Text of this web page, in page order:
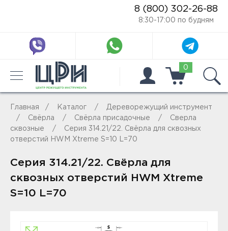
8 (800) 302-26-88
8:30-17:00 по будням
0
Главная Каталог
Дереворежущий инструмент
Свёрла
Свёрла присадочные
Сверла
сквозные
Серия 314.21/22. Свёрла для сквозных
отверстий HWM Xtreme S=10 L=70
Серия 314.21/22. Свёрла для
сквозных отверстий HWM Xtreme
S=10 L=70